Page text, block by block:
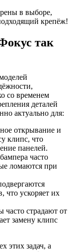
в выборе,
крепёж!
так
со временем
деталей
актуально для:
открывание и
клипс, что
панелей.
часто
ломаются при
что ускоряет их
часто страдают от
замену клипс
этих задач, а